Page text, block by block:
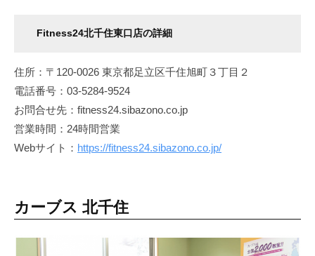
Fitness24北千住東口店の詳細
住所：〒120-0026 東京都足立区千住旭町３丁目２
電話番号：03-5284-9524
お問合せ先：fitness24.sibazono.co.jp
営業時間：24時間営業
Webサイト： https://fitness24.sibazono.co.jp/
カーブス 北千住